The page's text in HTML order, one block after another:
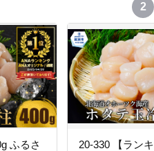
ふるさ
2
20-330 【ラン